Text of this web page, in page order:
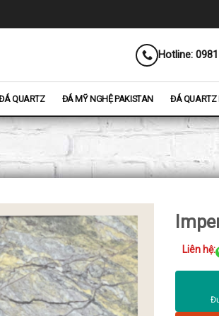
Hotline:
QUARTZ ĐÁ MỸ NGHỆ PAKISTAN ĐÁ QUARTZ
Liên hệ: